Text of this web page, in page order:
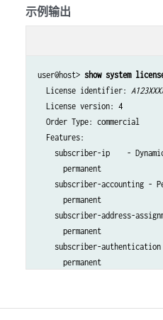
示例输出
user@host> show system
  License identifier:
  License version: 4
  Order Type: commercial
  Features:
subscriber-ip    -
      permanent
subscriber-accounting -
      permanent
subscriber-address-
      permanent
subscriber-
      permanent